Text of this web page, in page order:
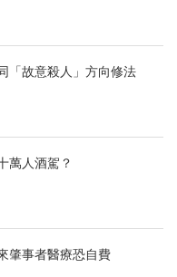
「故意殺人」方向修法
萬人酒駕？
肇事者醫療恐自費